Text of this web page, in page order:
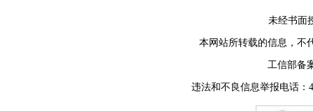
未经书面
本网站所转载的信息，不
工信部备
违法和不良信息举报电话